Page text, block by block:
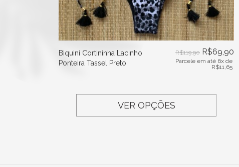
Biquini Cortininha Lacinho
Ponteira Tassel Preto
R$119,90 R$69,90
Parcele em até 6x de
R$11,65
VER OPÇÕES